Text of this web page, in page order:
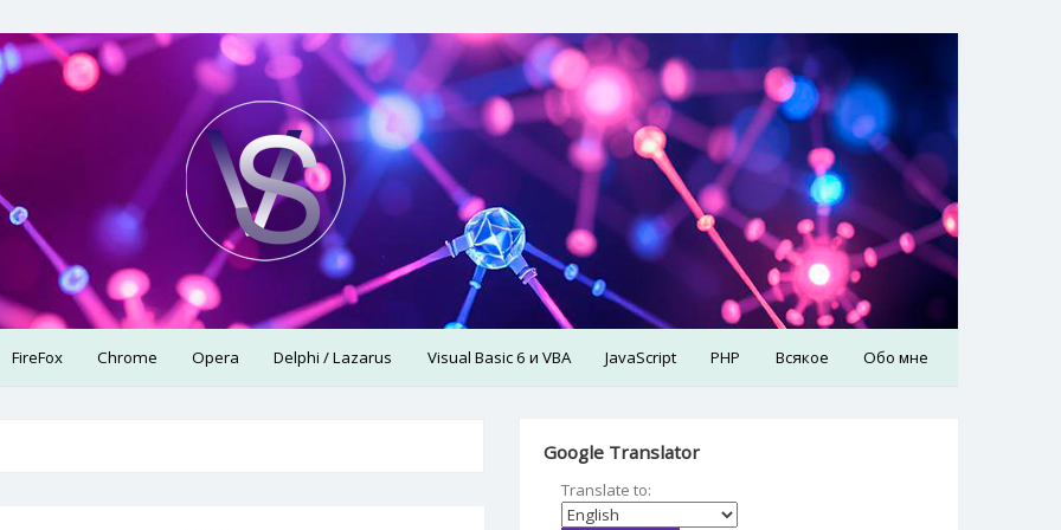
FireFox Chrome Opera Delphi / Lazarus Visual Basic 6 и VBA JavaScript PHP Всякое Обо мне
Google Translator
Translate to: